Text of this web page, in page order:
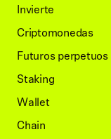
Invierte
Criptomonedas
Futuros perpetuos
Staking
Wallet
Chain